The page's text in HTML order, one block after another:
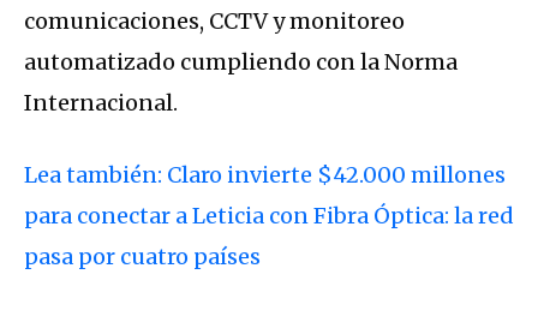
comunicaciones, CCTV y monitoreo
automatizado cumpliendo con la Norma
Internacional.
Lea también: Claro invierte $42.000 millones
para conectar a Leticia con Fibra Óptica: la red
pasa por cuatro países